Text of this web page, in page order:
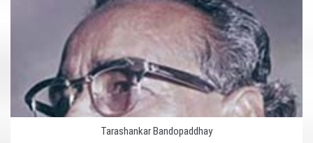
Tarashankar Bandopaddhay